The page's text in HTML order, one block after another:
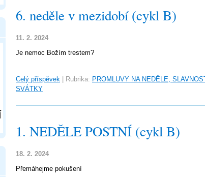
6. neděle v mezidobí (cykl B)
11. 2. 2024
Je nemoc Božím trestem?
Celý příspěvek Rubrika: PROMLUVY NA NEDĚLE,
SVÁTKY
1. NEDĚLE POSTNÍ (cykl B)
18. 2. 2024
Přemáhejme pokušení